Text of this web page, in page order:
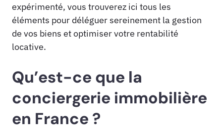
expérimenté, vous trouverez ici tous les
éléments pour déléguer sereinement la gestion
de vos biens et optimiser votre rentabilité
locative.
Qu’est-ce que la
conciergerie immobilière
en France ?